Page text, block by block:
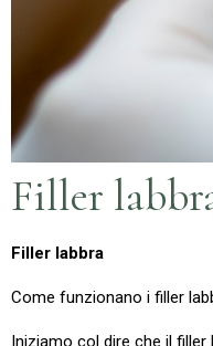
Filler
Filler labbra
Come funzionano i filler
Iniziamo col dire che il